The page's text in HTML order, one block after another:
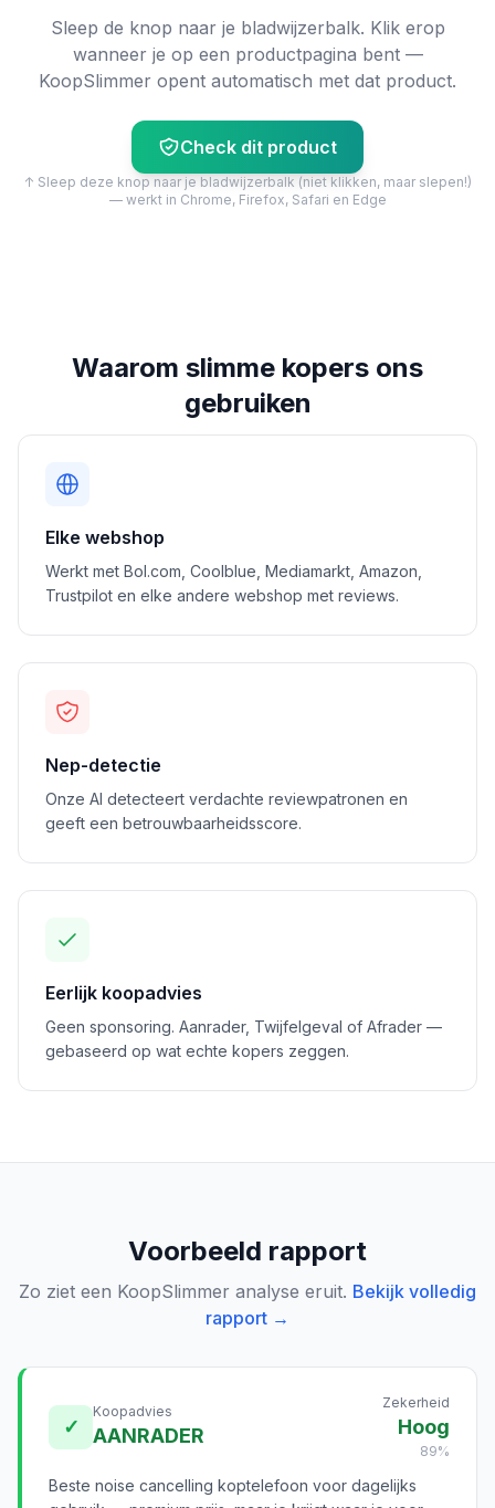
Sleep de knop naar je bladwijzerbalk. Klik erop
wanneer je op een productpagina bent —
KoopSlimmer opent automatisch met dat product.
Check dit product
↑ Sleep deze knop naar je bladwijzerbalk (niet klikken, maar slepen!)
— werkt in Chrome, Firefox, Safari en Edge
Waarom slimme kopers ons
gebruiken
Elke webshop
Werkt met Bol.com, Coolblue, Mediamarkt, Amazon,
Trustpilot en elke andere webshop met reviews.
Nep-detectie
Onze AI detecteert verdachte reviewpatronen en
geeft een betrouwbaarheidsscore.
Eerlijk koopadvies
Geen sponsoring. Aanrader, Twijfelgeval of Afrader —
gebaseerd op wat echte kopers zeggen.
Voorbeeld rapport
Zo ziet een KoopSlimmer analyse eruit. Bekijk volledig
rapport →
✓
Koopadvies
AANRADER
Zekerheid
Hoog
89%
Beste noise cancelling koptelefoon voor dagelijks